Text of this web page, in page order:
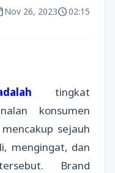
Nov 26, 2023schedule02:15
tingkat
konsumen
sejauh
mengingat, dan
Brand